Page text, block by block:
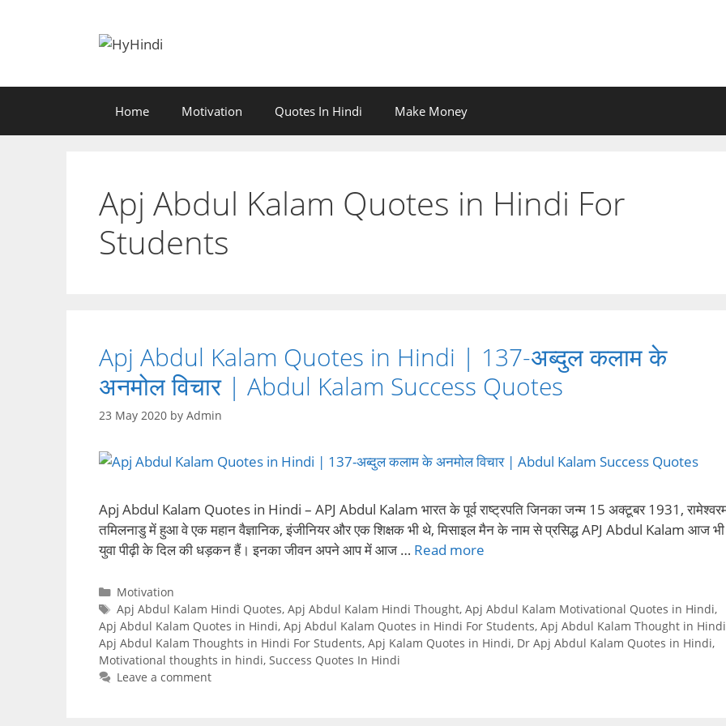
Home Motivation Quotes In Hindi Make Money
Apj Abdul Kalam Quotes in Hindi For
Students
Apj Abdul Kalam Quotes in Hindi | 137-अब्दुल कलाम के
अनमोल विचार | Abdul Kalam Success Quotes
23 May 2020 by Admin
Apj Abdul Kalam Quotes in Hindi – APJ Abdul Kalam भारत के पूर्व राष्ट्रपति जिनका जन्म 15 अक्टूबर 1931,
तमिलनाडु में हुआ वे एक महान वैज्ञानिक, इंजीनियर और एक शिक्षक भी थे, मिसाइल मैन के नाम से प्रसिद्ध APJ Abdul Kalam आज भी
युवा पीढ़ी के दिल की धड़कन हैं। इनका जीवन अपने आप में आज … Read more
Categories
Motivation
Tags
Apj Abdul Kalam Hindi Quotes, Apj Abdul Kalam Hindi Thought, Apj Abdul Kalam Motivational Quotes in Hindi,
Apj Abdul Kalam Quotes in Hindi, Apj Abdul Kalam Quotes in Hindi For Students, Apj Abdul Kalam Thought in Hindi
Apj Abdul Kalam Thoughts in Hindi For Students, Apj Kalam Quotes in Hindi, Dr Apj Abdul Kalam Quotes in Hindi,
Motivational thoughts in hindi, Success Quotes In Hindi
Leave a comment